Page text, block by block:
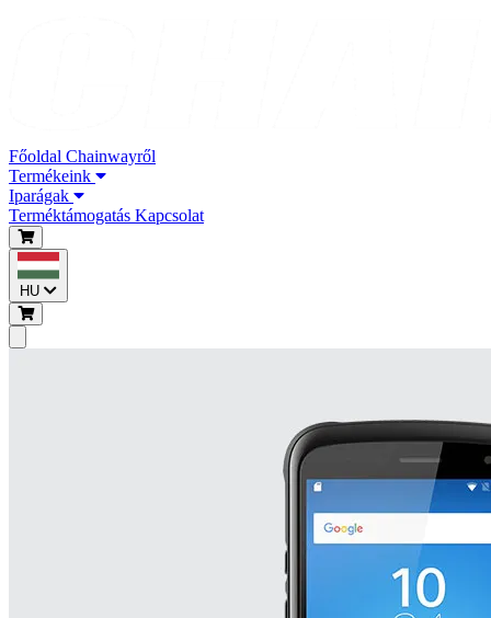
Főoldal Chainwayről
Termékeink
Iparágak
Terméktámogatás Kapcsolat
HU